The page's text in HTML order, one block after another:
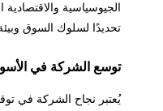
الجيوسياسية والاقتصادية
تحديدًا لسلوك السوق
توسع الشركة في
يُعتبر نجاح الشركة في